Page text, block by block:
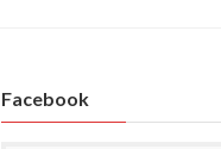
Facebook